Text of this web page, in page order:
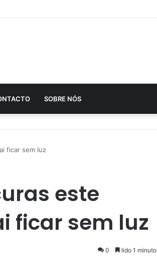
das apostas ao longo dos séculos
SOBRE NÓS
ficar sem luz
este
ficar sem luz
0 lido 1 minuto